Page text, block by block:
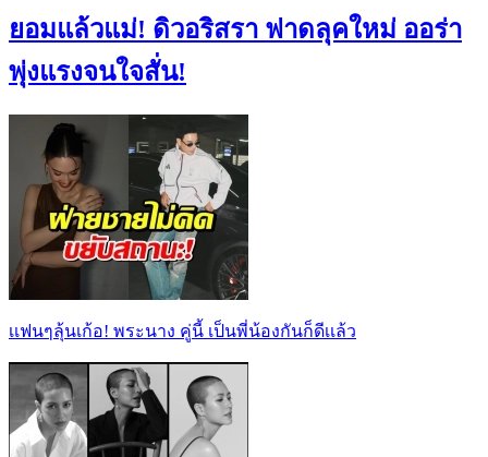
ยอมแล้วแม่! ดิวอริสรา ฟาดลุคใหม่ ออร่า
พุ่งแรงจนใจสั่น!
เเฟนๆลุ้นเก้อ! พระนาง คู่นี้ เป็นพี่น้องกันก็ดีเเล้ว